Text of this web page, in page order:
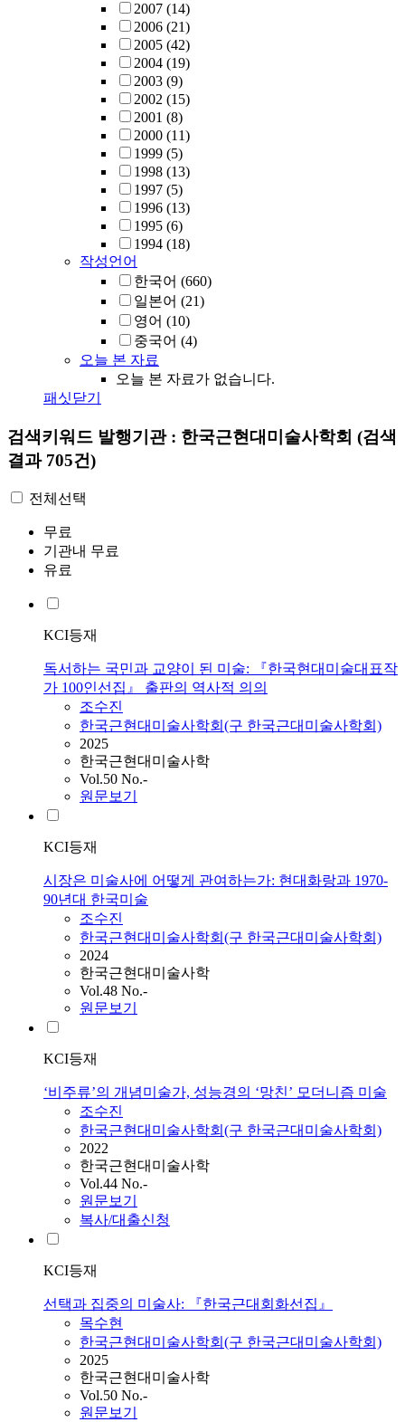
2007 (14)
2006 (21)
2005 (42)
2004 (19)
2003 (9)
2002 (15)
2001 (8)
2000 (11)
1999 (5)
1998 (13)
1997 (5)
1996 (13)
1995 (6)
1994 (18)
작성언어
한국어 (660)
일본어 (21)
영어 (10)
중국어 (4)
오늘 본 자료
오늘 본 자료가 없습니다.
패싯닫기
검색키워드 발행기관 : 한국근현대미술사학회 (검색
결과 705건)
전체선택
무료
기관내 무료
유료
KCI등재
독서하는 국민과 교양이 된 미술: 『한국현대미술대표작
가 100인선집』 출판의 역사적 의의
조수진
한국근현대미술사학회(구 한국근대미술사학회)
2025
한국근현대미술사학
Vol.50 No.-
원문보기
KCI등재
시장은 미술사에 어떻게 관여하는가: 현대화랑과 1970-
90년대 한국미술
조수진
한국근현대미술사학회(구 한국근대미술사학회)
2024
한국근현대미술사학
Vol.48 No.-
원문보기
KCI등재
‘비주류’의 개념미술가, 성능경의 ‘망친’ 모더니즘 미술
조수진
한국근현대미술사학회(구 한국근대미술사학회)
2022
한국근현대미술사학
Vol.44 No.-
원문보기
복사/대출신청
KCI등재
선택과 집중의 미술사: 『한국근대회화선집』
목수현
한국근현대미술사학회(구 한국근대미술사학회)
2025
한국근현대미술사학
Vol.50 No.-
원문보기